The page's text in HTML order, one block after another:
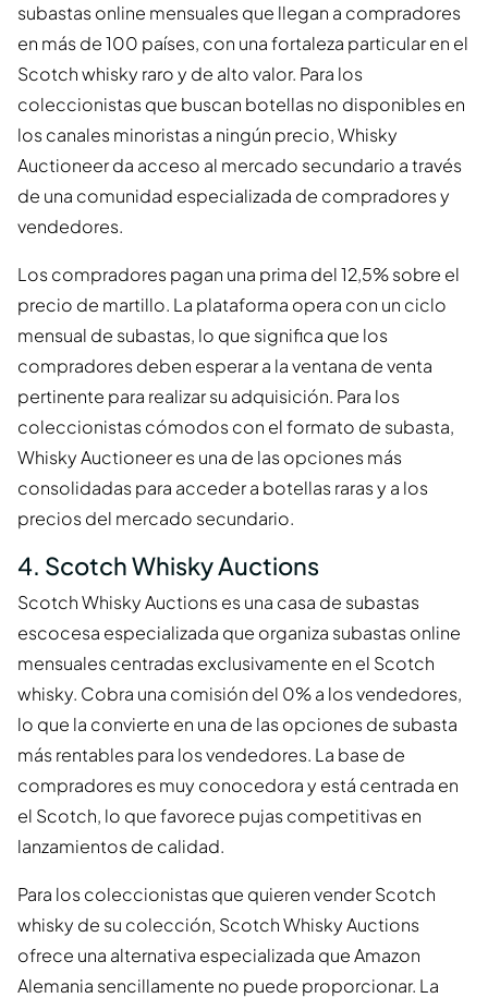
subastas online mensuales que llegan a compradores
en más de 100 países, con una fortaleza particular en el
Scotch whisky raro y de alto valor. Para los
coleccionistas que buscan botellas no disponibles en
los canales minoristas a ningún precio, Whisky
Auctioneer da acceso al mercado secundario a través
de una comunidad especializada de compradores y
vendedores.
Los compradores pagan una prima del 12,5% sobre el
precio de martillo. La plataforma opera con un ciclo
mensual de subastas, lo que significa que los
compradores deben esperar a la ventana de venta
pertinente para realizar su adquisición. Para los
coleccionistas cómodos con el formato de subasta,
Whisky Auctioneer es una de las opciones más
consolidadas para acceder a botellas raras y a los
precios del mercado secundario.
4. Scotch Whisky Auctions
Scotch Whisky Auctions es una casa de subastas
escocesa especializada que organiza subastas online
mensuales centradas exclusivamente en el Scotch
whisky. Cobra una comisión del 0% a los vendedores,
lo que la convierte en una de las opciones de subasta
más rentables para los vendedores. La base de
compradores es muy conocedora y está centrada en
el Scotch, lo que favorece pujas competitivas en
lanzamientos de calidad.
Para los coleccionistas que quieren vender Scotch
whisky de su colección, Scotch Whisky Auctions
ofrece una alternativa especializada que Amazon
Alemania sencillamente no puede proporcionar. La